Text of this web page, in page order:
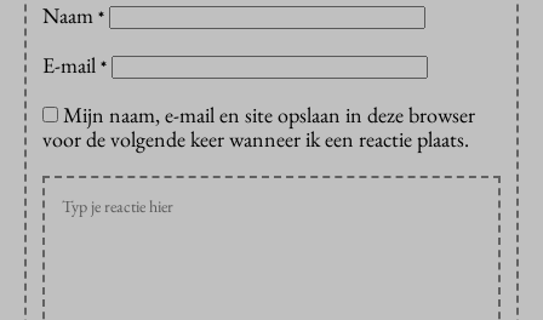
Naam *
E-mail *
Mijn naam, e-mail en site opslaan in deze browser
voor de volgende keer wanneer ik een reactie plaats.